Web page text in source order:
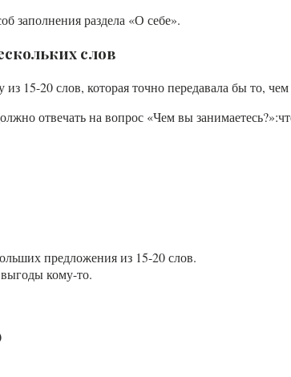
заполнения раздела «О себе».
слов
15-20 слов, которая точно передавала бы то,
отвечать на вопрос «Чем вы
предложения из 15-20 слов.
кому-то.